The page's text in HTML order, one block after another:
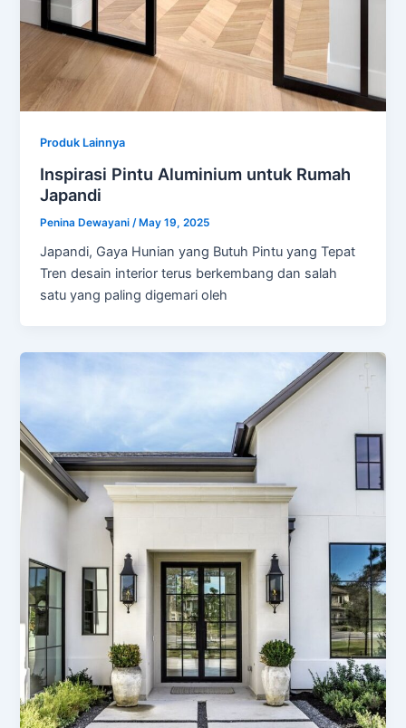
Produk Lainnya
Inspirasi Pintu Aluminium untuk Rumah
Japandi
Penina Dewayani /May 19, 2025
Japandi, Gaya Hunian yang Butuh Pintu yang Tepat
Tren desain interior terus berkembang dan salah
satu yang paling digemari oleh